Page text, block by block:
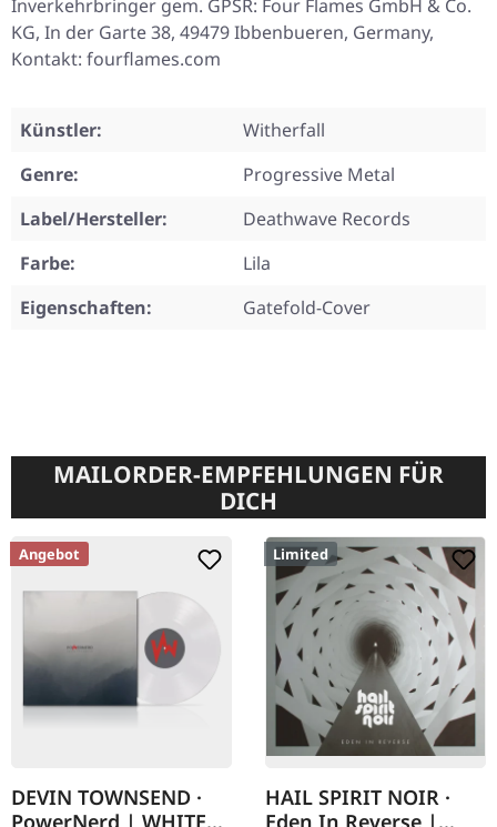
Inverkehrbringer gem. GPSR: Four Flames GmbH & Co.
KG, In der Garte 38, 49479 Ibbenbueren, Germany,
Kontakt: fourflames.com
Künstler:
Witherfall
Genre:
Progressive Metal
Label/Hersteller:
Deathwave Records
Farbe:
Lila
Eigenschaften:
Gatefold-Cover
MAILORDER-EMPFEHLUNGEN FÜR
DICH
Angebot
DEVIN TOWNSEND ·
Limited
HAIL SPIRIT NOIR ·